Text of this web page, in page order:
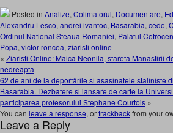
Posted in Analize, Colimatorul, Documentare,
Alexandru Lesco, andrei ivantoc, Basarabia, cedo,
Ordinul National Steaua Romaniei, Palatul
Popa, victor roncea, ziaristi online
« Ziaristi Online: Maica Neonila, stareta Manastirii
nedreapta
62 de ani de la deportările si asasinatele staliniste
Basarabia. Dezbatere si lansare de carte la
participarea profesorului Stephane Courtois »
You can leave a response, ortrackbackfrom your
Leave a Reply